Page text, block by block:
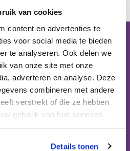
van cookies
content en advertenties te
voor social media te bieden
te analyseren. Ook delen we
van onze site met onze
adverteren en analyse. Deze
combineren met andere
verstrekt of die ze hebben
gebruik van hun services.
Details tonen